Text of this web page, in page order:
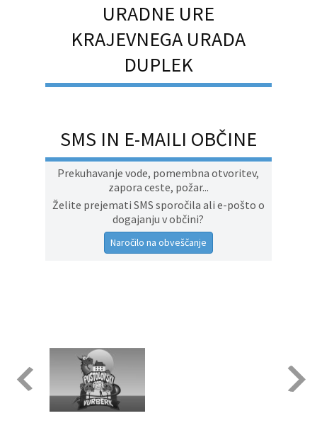
URADNE URE
KRAJEVNEGA URADA
DUPLEK
SMS IN E-MAILI OBČINE
Prekuhavanje vode, pomembna otvoritev,
zapora ceste, požar...
Želite prejemati SMS sporočila ali e-pošto o
dogajanju v občini?
Naročilo na obveščanje